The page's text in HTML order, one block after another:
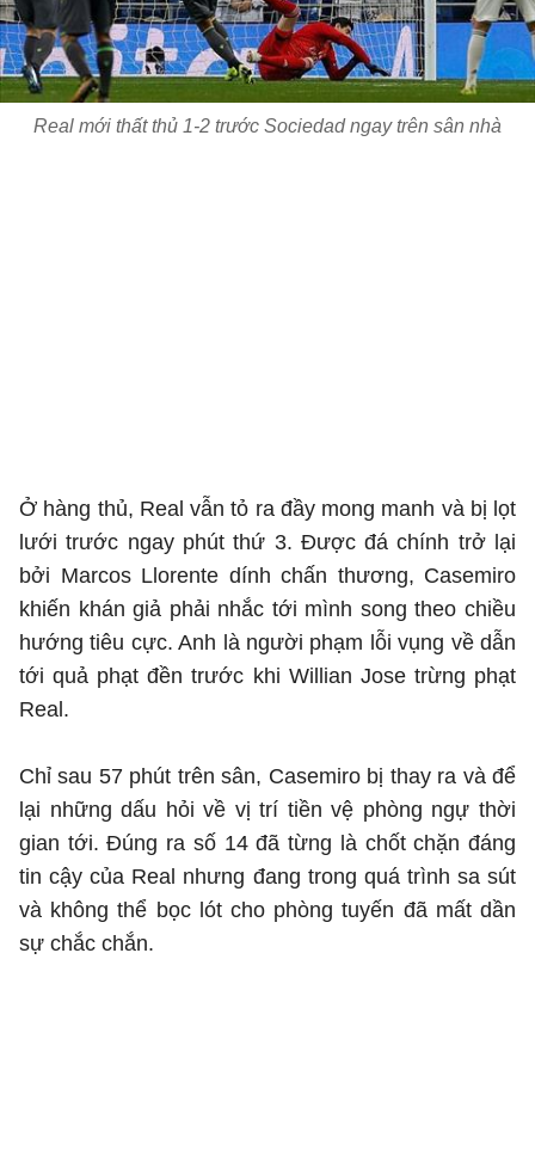
Real mới thất thủ 1-2 trước Sociedad ngay trên sân nhà
Ở hàng thủ, Real vẫn tỏ ra đầy mong manh và bị lọt
lưới trước ngay phút thứ 3. Được đá chính trở lại
bởi Marcos Llorente dính chấn thương, Casemiro
khiến khán giả phải nhắc tới mình song theo chiều
hướng tiêu cực. Anh là người phạm lỗi vụng về dẫn
tới quả phạt đền trước khi Willian Jose trừng phạt
Real.
Chỉ sau 57 phút trên sân, Casemiro bị thay ra và để
lại những dấu hỏi về vị trí tiền vệ phòng ngự thời
gian tới. Đúng ra số 14 đã từng là chốt chặn đáng
tin cậy của Real nhưng đang trong quá trình sa sút
và không thể bọc lót cho phòng tuyến đã mất dần
sự chắc chắn.